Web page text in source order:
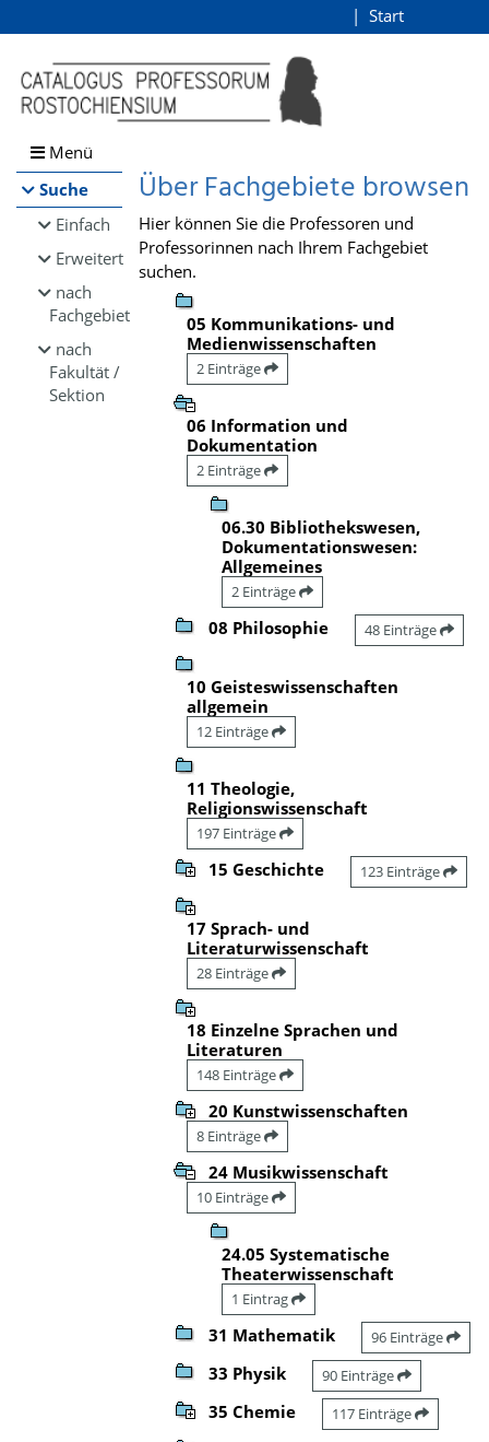
Browsen
direkt zum Inhalt
Start
Menü
Suche
Einfach
Erweitert
nach
Fachgebiet
nach
Fakultät /
Sektion
Über Fachgebiete browsen
Hier können Sie die Professoren und
Professorinnen nach Ihrem Fachgebiet
suchen.
05 Kommunikations- und
Medienwissenschaften
2 Einträge
06 Information und
Dokumentation
2 Einträge
06.30 Bibliothekswesen,
Dokumentationswesen:
Allgemeines
2 Einträge
08 Philosophie 48 Einträge
10 Geisteswissenschaften
allgemein
12 Einträge
11 Theologie,
Religionswissenschaft
197 Einträge
15 Geschichte 123 Einträge
17 Sprach- und
Literaturwissenschaft
28 Einträge
18 Einzelne Sprachen und
Literaturen
148 Einträge
20 Kunstwissenschaften
8 Einträge
24 Musikwissenschaft
10 Einträge
24.05 Systematische
Theaterwissenschaft
1 Eintrag
31 Mathematik 96 Einträge
33 Physik 90 Einträge
35 Chemie 117 Einträge